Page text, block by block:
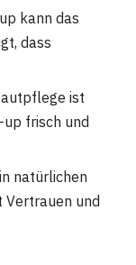
kann das
dass
ist
frisch und
natürlichen
und